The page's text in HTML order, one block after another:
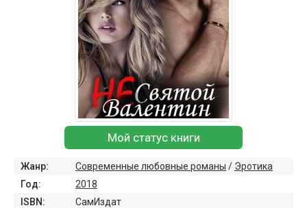
Мой статус книги
Жанр: Современные любовные романы / Эротика
Год:
2018
ISBN:
СамИздат